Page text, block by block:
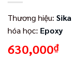
Thương hiệu: Sika
hóa học: Epoxy
630,000₫